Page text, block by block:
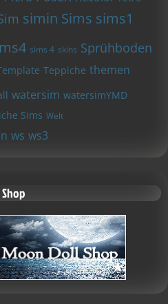
simin Sims sims1
sims 4 skins Sprühboden
Teppiche themen
watersim watersimYMD
Sims Welt
ws ws3
Shop